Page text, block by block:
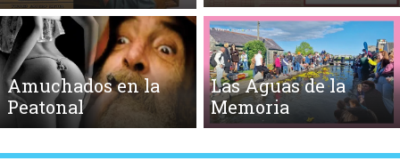
Amuchados en la
Peatonal
Las Aguas de la
Memoria